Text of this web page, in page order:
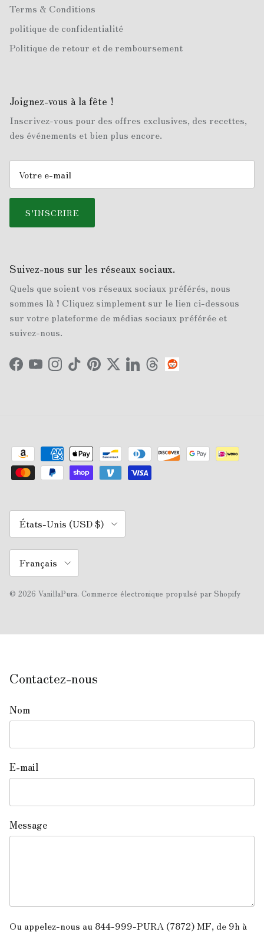
Terms & Conditions
politique de confidentialité
Politique de retour et de remboursement
Joignez-vous à la fête !
Inscrivez-vous pour des offres exclusives, des recettes,
des événements et bien plus encore.
S’INSCRIRE
Suivez-nous sur les réseaux sociaux.
Quels que soient vos réseaux sociaux préférés, nous
sommes là ! Cliquez simplement sur le lien ci-dessous
sur votre plateforme de médias sociaux préférée et
suivez-nous.
FacebookYouTubeInstagram
TikTokPinterest
TwitterLinkedIn
Threads
Pays
États-Unis (USD $)
Langue
Français
© 2026 VanillaPura. Commerce électronique propulsé par Shopify
Contactez-nous
Nom
E-mail
Message
Ou appelez-nous au 844-999-PURA (7872) MF, de 9h à